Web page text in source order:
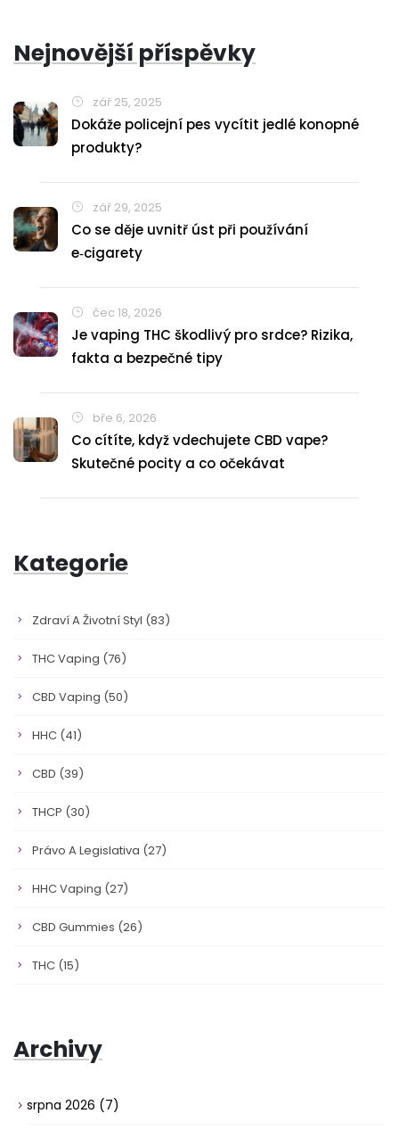
Nejnovější příspěvky
zář 25, 2025
Dokáže policejní pes vycítit jedlé konopné
produkty?
zář 29, 2025
Co se děje uvnitř úst při používání
e‑cigarety
čec 18, 2026
Je vaping THC škodlivý pro srdce? Rizika,
fakta a bezpečné tipy
bře 6, 2026
Co cítíte, když vdechujete CBD vape?
Skutečné pocity a co očekávat
Kategorie
Zdraví A Životní Styl (83)
THC Vaping (76)
CBD Vaping (50)
HHC (41)
CBD (39)
THCP (30)
Právo A Legislativa (27)
HHC Vaping (27)
CBD Gummies (26)
THC (15)
Archivy
srpna 2026 (7)